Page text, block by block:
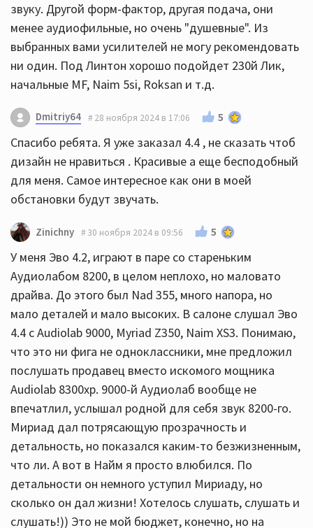
звуку. Другой форм-фактор, другая подача, они
менее аудиофильные, но очень "душевные". Из
выбранных вами усилителей не могу рекомендовать
ни один. Под Линтон хорошо подойдет 230й Лик,
начальные MF, Naim 5si, Roksan и т.д.
Dmitriy64 28 ноября 2024 в 17:06 5
Спасибо ребята. Я уже заказал 4.4 , не сказать чтоб
дизайн не нравиться . Красивые а еще бесподобный
для меня. Самое интересное как они в моей
обстановки будут звучать.
Zinichny 30 ноября 2024 в 09:56 5
У меня Эво 4.2, играют в паре со стареньким
Аудиолабом 8200, в целом неплохо, но маловато
драйва. До этого был Nad 355, много напора, но
мало деталей и мало высоких. В салоне слушал Эво
4.4 с Audiolab 9000, Myriad Z350, Naim XS3. Понимаю,
что это ни фига не одноклассники, мне предложил
послушать продавец вместо искомого мощника
Audiolab 8300xp. 9000-й Аудиолаб вообще не
впечатлил, услышал родной для себя звук 8200-го.
Мириад дал потрясающую прозрачность и
детальность, но показался каким-то безжизненным,
что ли. А вот в Найм я просто влюбился. По
детальности он немного уступил Мириаду, но
сколько он дал жизни! Хотелось слушать, слушать и
слушать!)) Это не мой бюджет, конечно, но на